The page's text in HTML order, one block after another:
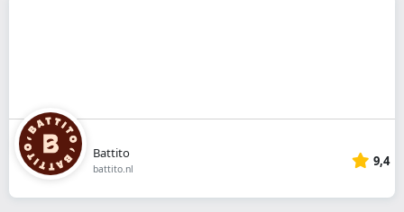
Battito
battito.nl 9,4